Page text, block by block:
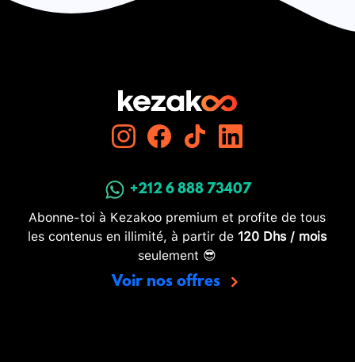
+212 6 888 73407
Abonne-toi à Kezakoo premium et profite de tous
les contenus en illimité, à partir de 120 Dhs / mois
seulement 😎
Voir nos offres